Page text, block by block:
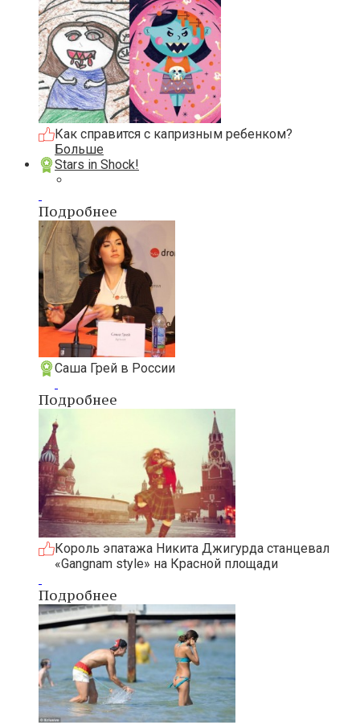
Как справится с капризным ребенком?
Больше
Stars in Shock!
Подробнее
Саша Грей в России
Подробнее
Король эпатажа Никита Джигурда станцевал
«Gangnam style» на Красной площади
Подробнее